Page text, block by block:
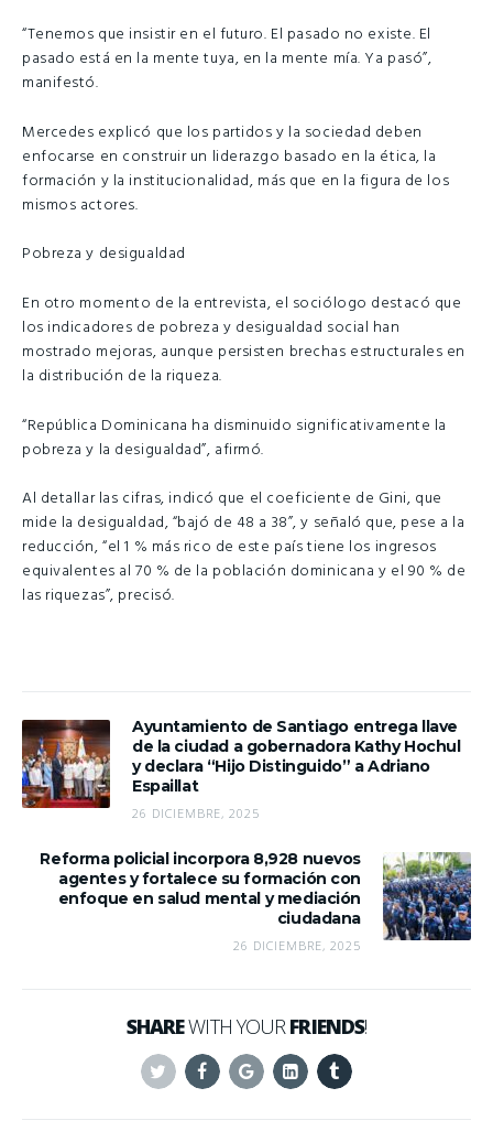
“Tenemos que insistir en el futuro. El pasado no existe. El
pasado está en la mente tuya, en la mente mía. Ya pasó”,
manifestó.
Mercedes explicó que los partidos y la sociedad deben
enfocarse en construir un liderazgo basado en la ética, la
formación y la institucionalidad, más que en la figura de los
mismos actores.
Pobreza y desigualdad
En otro momento de la entrevista, el sociólogo destacó que
los indicadores de pobreza y desigualdad social han
mostrado mejoras, aunque persisten brechas estructurales en
la distribución de la riqueza.
“República Dominicana ha disminuido significativamente la
pobreza y la desigualdad”, afirmó.
Al detallar las cifras, indicó que el coeficiente de Gini, que
mide la desigualdad, “bajó de 48 a 38”, y señaló que, pese a la
reducción, “el 1 % más rico de este país tiene los ingresos
equivalentes al 70 % de la población dominicana y el 90 % de
las riquezas”, precisó.
Ayuntamiento de Santiago entrega llave
de la ciudad a gobernadora Kathy Hochul
y declara “Hijo Distinguido” a Adriano
Espaillat
26 DICIEMBRE, 2025
Reforma policial incorpora 8,928 nuevos
agentes y fortalece su formación con
enfoque en salud mental y mediación
ciudadana
26 DICIEMBRE, 2025
SHAREWITH YOURFRIENDS!